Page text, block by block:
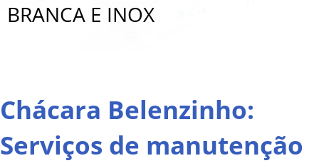
BRANCA E INOX
Chácara Belenzinho:
Serviços de manutenção